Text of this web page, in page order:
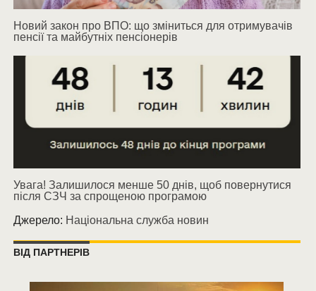
Новий закон про ВПО: що зміниться для отримувачів
пенсії та майбутніх пенсіонерів
Увага! Залишилося менше 50 днів, щоб повернутися
після СЗЧ за спрощеною програмою
Джерело: Національна служба новин
ВІД ПАРТНЕРІВ